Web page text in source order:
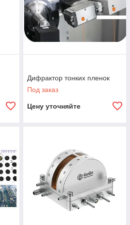
Дифрактор тонких пленок
Под заказ
Цену уточняйте